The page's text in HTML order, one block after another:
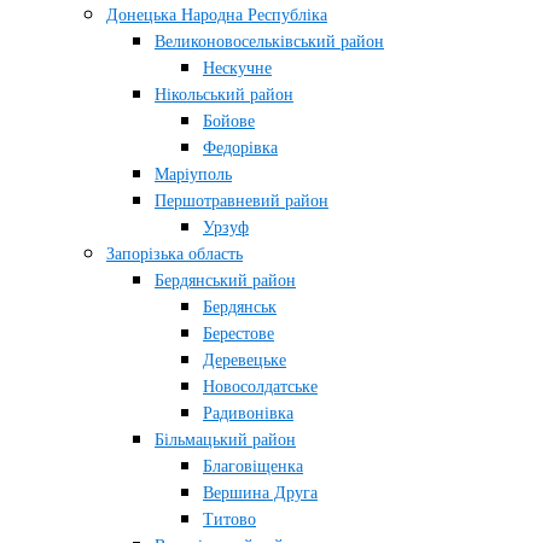
Донецька Народна Республіка
Великоновосельківський район
Нескучне
Нікольський район
Бойове
Федорівка
Маріуполь
Першотравневий район
Урзуф
Запорізька область
Бердянський район
Бердянськ
Берестове
Деревецьке
Новосолдатське
Радивонівка
Більмацький район
Благовіщенка
Вершина Друга
Титово